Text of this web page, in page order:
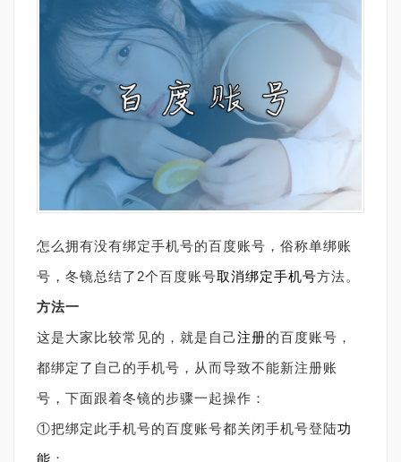
怎么拥有没有绑定手机号的百度账号，俗称单绑账
号，冬镜总结了2个百度账号取消绑定手机号方法。
方法一
这是大家比较常见的，就是自己注册的百度账号，
都绑定了自己的手机号，从而导致不能新注册账
号，下面跟着冬镜的步骤一起操作：
①把绑定此手机号的百度账号都关闭手机号登陆功
能 ；